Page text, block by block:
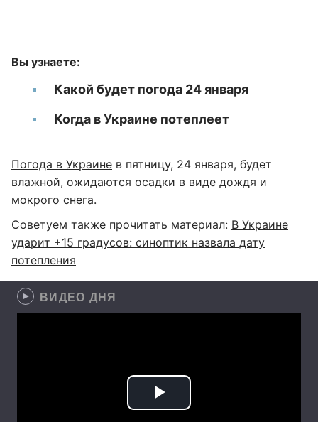
Вы узнаете:
Какой будет погода 24 января
Когда в Украине потеплеет
Погода в Украине в пятницу, 24 января, будет
влажной, ожидаются осадки в виде дождя и
мокрого снега.
Советуем также прочитать материал: В Украине
ударит +15 градусов: синоптик назвала дату
потепления
ВИДЕО ДНЯ